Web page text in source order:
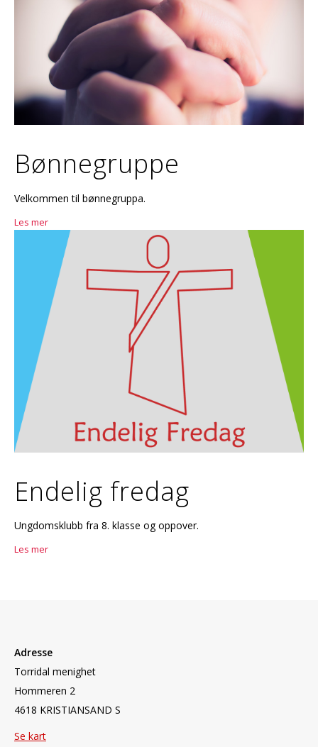
Bønnegruppe
Velkommen til bønnegruppa.
Les mer
Endelig fredag
Ungdomsklubb fra 8. klasse og oppover.
Les mer
Adresse
Torridal menighet
Hommeren 2
4618 KRISTIANSAND S
Se kart